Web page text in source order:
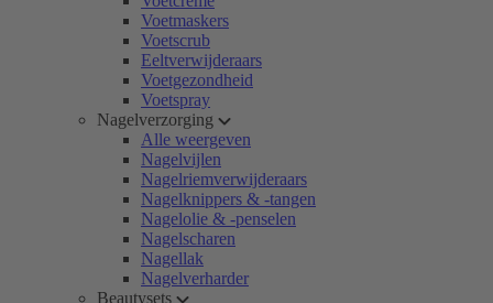
Voetmaskers
Voetscrub
Eeltverwijderaars
Voetgezondheid
Voetspray
Nagelverzorging
Alle weergeven
Nagelvijlen
Nagelriemverwijderaars
Nagelknippers & -tangen
Nagelolie & -penselen
Nagelscharen
Nagellak
Nagelverharder
Beautysets